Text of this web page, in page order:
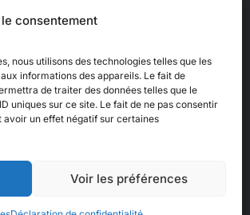
consentement
nous utilisons des technologies telles que les
informations des appareils. Le fait de
de traiter des données telles que le
uniques sur ce site. Le fait de ne pas consentir
un effet négatif sur certaines
Voir les préférences